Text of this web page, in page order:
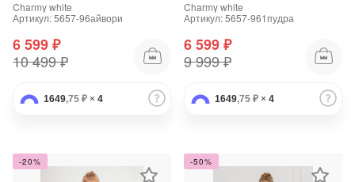
Charmy white
Артикул: 5657-96айвори
6 599 ₽
10 499 ₽
1649,75 ₽ × 4
Charmy white
Артикул: 5657-961пудра
6 599 ₽
9 999 ₽
1649,75 ₽ × 4
-20% -50%